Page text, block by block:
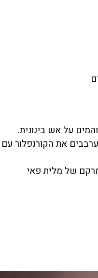
על אש בינונית.
את הקורנפלור עם
של מלית פאי